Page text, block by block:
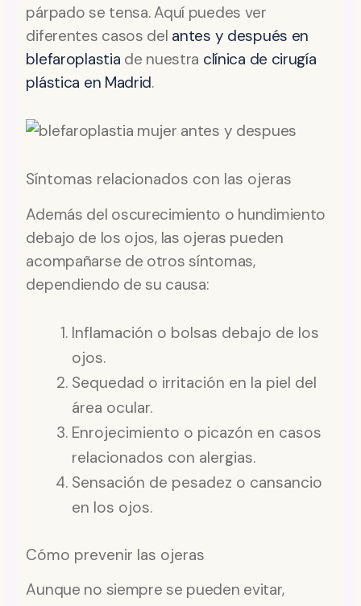
párpado se tensa. Aquí puedes ver
diferentes casos del antes y después en
blefaroplastia de nuestra clínica de cirugía
plástica en Madrid.
Síntomas relacionados con las ojeras
Además del oscurecimiento o hundimiento
debajo de los ojos, las ojeras pueden
acompañarse de otros síntomas,
dependiendo de su causa:
Inflamación o bolsas debajo de los
ojos.
Sequedad o irritación en la piel del
área ocular.
Enrojecimiento o picazón en casos
relacionados con alergias.
Sensación de pesadez o cansancio
en los ojos.
Cómo prevenir las ojeras
Aunque no siempre se pueden evitar,